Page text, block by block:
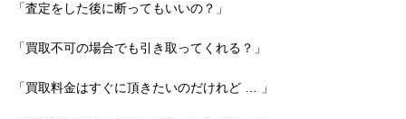
「査定をした後に断ってもいいの？」
「買取不可の場合でも引き取ってくれる？」
「買取料金はすぐに頂きたいのだけれど … 」